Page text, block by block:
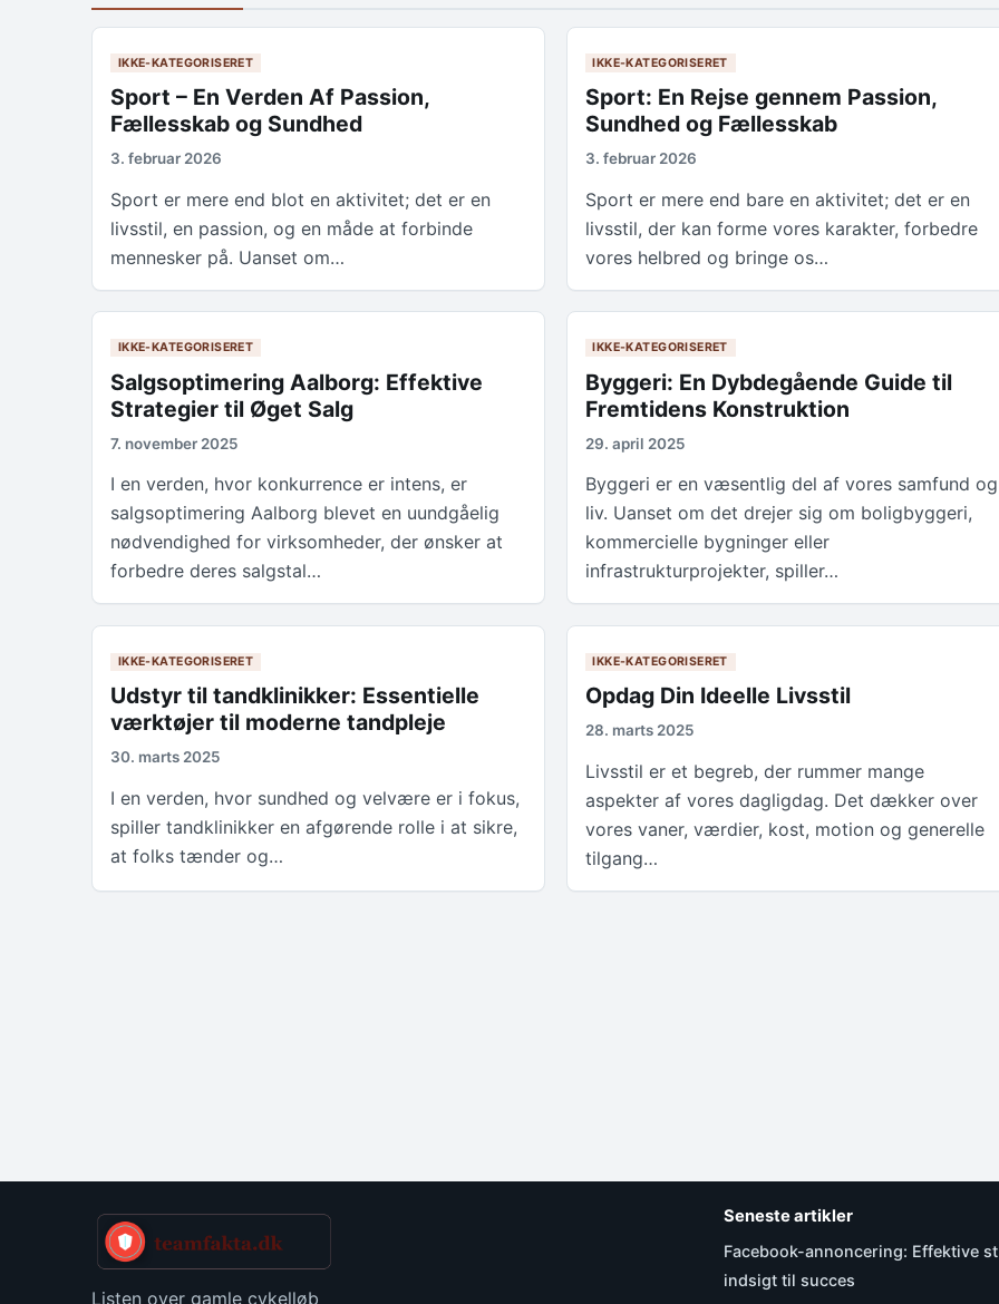
IKKE-KATEGORISERET
Sport – En Verden Af Passion,
Fællesskab og Sundhed
3. februar 2026
Sport er mere end blot en aktivitet; det er en
livsstil, en passion, og en måde at forbinde
mennesker på. Uanset om…
IKKE-KATEGORISERET
Sport: En Rejse gennem Passion,
Sundhed og Fællesskab
3. februar 2026
Sport er mere end bare en aktivitet; det er en
livsstil, der kan forme vores karakter, forbedre
vores helbred og bringe os…
IKKE-KATEGORISERET
Salgsoptimering Aalborg: Effektive
Strategier til Øget Salg
7. november 2025
I en verden, hvor konkurrence er intens, er
salgsoptimering Aalborg blevet en uundgåelig
nødvendighed for virksomheder, der ønsker at
forbedre deres salgstal…
IKKE-KATEGORISERET
Byggeri: En Dybdegående Guide til
Fremtidens Konstruktion
29. april 2025
Byggeri er en væsentlig del af vores samfund og
liv. Uanset om det drejer sig om boligbyggeri,
kommercielle bygninger eller
infrastrukturprojekter, spiller…
IKKE-KATEGORISERET
Udstyr til tandklinikker: Essentielle
værktøjer til moderne tandpleje
30. marts 2025
I en verden, hvor sundhed og velvære er i fokus,
spiller tandklinikker en afgørende rolle i at sikre,
at folks tænder og…
IKKE-KATEGORISERET
Opdag Din Ideelle Livsstil
28. marts 2025
Livsstil er et begreb, der rummer mange
aspekter af vores dagligdag. Det dækker over
vores vaner, værdier, kost, motion og generelle
tilgang…
Listen over gamle cykelløb
Seneste artikler
Facebook-annoncering: Effektive
indsigt til succes